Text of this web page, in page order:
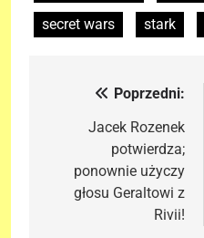
secret wars
stark
Nawigacja
wpisu
Poprzedni:
Jacek Rozenek
potwierdza;
ponownie użyczy
głosu Geraltowi z
Rivii!